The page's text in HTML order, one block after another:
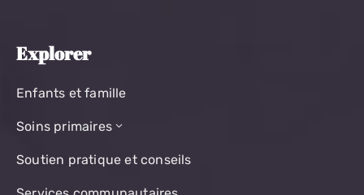
Explorer
Enfants et famille
Soins primaires
Soutien pratique et conseils